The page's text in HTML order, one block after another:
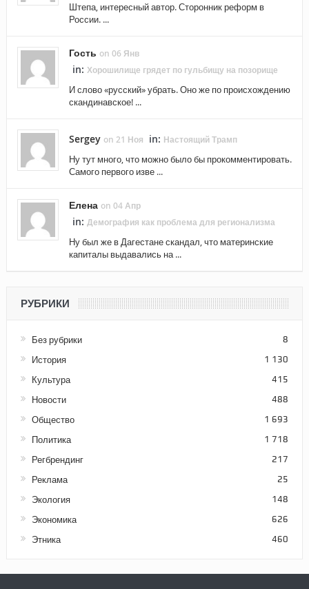
Штепа, интересный автор. Сторонник реформ в
России. ...
Гость on 06 Янв
in: Хорошилище грядет по гульбищу на позорище
И слово «русский» убрать. Оно же по происхождению
скандинавское! ...
Sergey on 21 Ноя in: Настоящий Трамп
Ну тут много, что можно было бы прокомментировать.
Самого первого изве ...
Елена on 04 Апр
in: Демография как проблема для регионализма
Ну был же в Дагестане скандал, что материнские
капиталы выдавались на ...
РУБРИКИ
Без рубрики 8
История 1 130
Культура 415
Новости 488
Общество 1 693
Политика 1 718
Регбрендинг 217
Реклама 25
Экология 148
Экономика 626
Этника 460